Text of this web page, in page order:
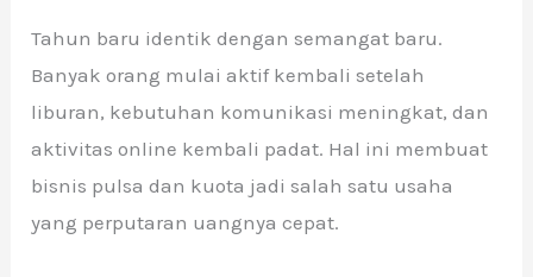
Tahun baru identik dengan semangat baru.
Banyak orang mulai aktif kembali setelah
liburan, kebutuhan komunikasi meningkat, dan
aktivitas online kembali padat. Hal ini membuat
bisnis pulsa dan kuota jadi salah satu usaha
yang perputaran uangnya cepat.